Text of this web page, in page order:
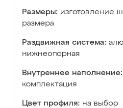
Размеры: изготовление
размера
Раздвижная система:
нижнеопорная
Внутреннее наполнение:
комплектация
Цвет профиля: на выбор